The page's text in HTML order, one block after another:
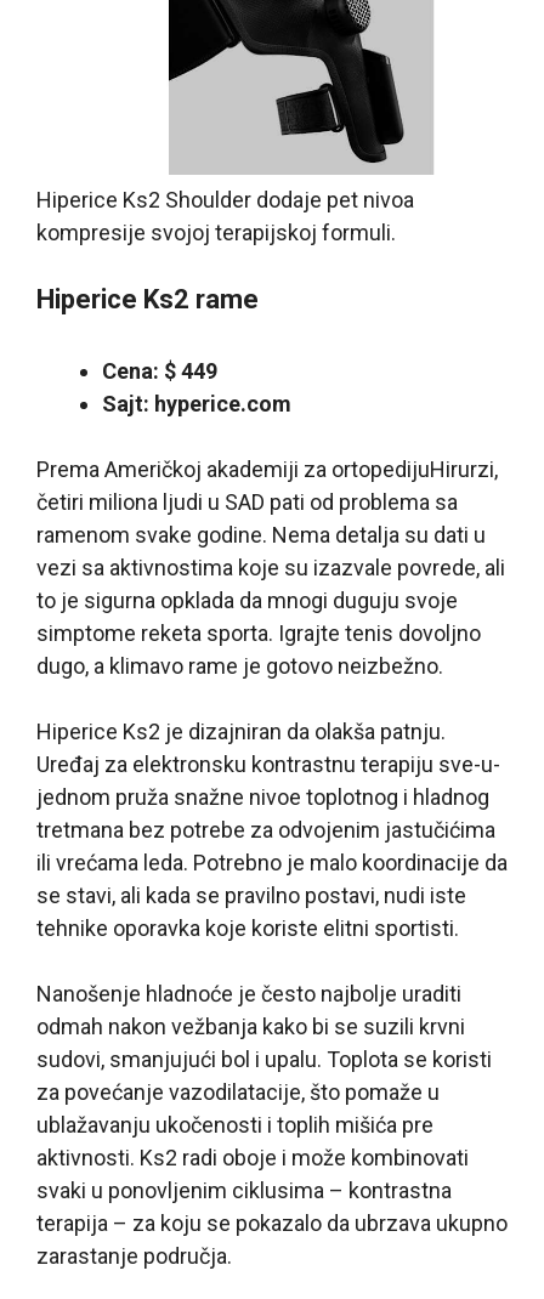
Hiperice Ks2 Shoulder dodaje pet nivoa
kompresije svojoj terapijskoj formuli.
Hiperice Ks2 rame
Cena: $ 449
Sajt: hyperice.com
Prema Američkoj akademiji za ortopedijuHirurzi,
četiri miliona ljudi u SAD pati od problema sa
ramenom svake godine. Nema detalja su dati u
vezi sa aktivnostima koje su izazvale povrede, ali
to je sigurna opklada da mnogi duguju svoje
simptome reketa sporta. Igrajte tenis dovoljno
dugo, a klimavo rame je gotovo neizbežno.
Hiperice Ks2 je dizajniran da olakša patnju.
Uređaj za elektronsku kontrastnu terapiju sve-u-
jednom pruža snažne nivoe toplotnog i hladnog
tretmana bez potrebe za odvojenim jastučićima
ili vrećama leda. Potrebno je malo koordinacije da
se stavi, ali kada se pravilno postavi, nudi iste
tehnike oporavka koje koriste elitni sportisti.
Nanošenje hladnoće je često najbolje uraditi
odmah nakon vežbanja kako bi se suzili krvni
sudovi, smanjujući bol i upalu. Toplota se koristi
za povećanje vazodilatacije, što pomaže u
ublažavanju ukočenosti i toplih mišića pre
aktivnosti. Ks2 radi oboje i može kombinovati
svaki u ponovljenim ciklusima – kontrastna
terapija – za koju se pokazalo da ubrzava ukupno
zarastanje područja.